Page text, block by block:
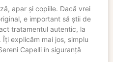
apar și copiile. Dacă vrei
e important să știi de
tratamentul autentic, la
explicăm mai jos, simplu
Capelli în siguranță